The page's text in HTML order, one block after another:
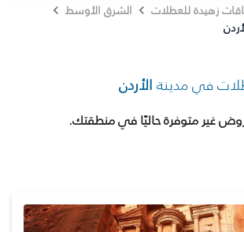
زهيدة للعطلات
الشرق الأوسط
في مدينة الأردن
غير متوفرة حاليًا في منطقتك.